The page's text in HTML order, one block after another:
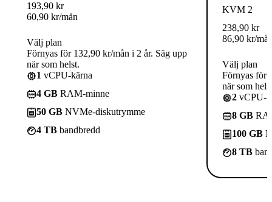
193,90 kr
60,90 kr/mån
Välj plan
Förnyas för 132,90 kr/mån i 2 år. Säg upp
när som helst.
1 vCPU-kärna
4 GB RAM-minne
50 GB NVMe-diskutrymme
4 TB bandbredd
KVM 2
238,90 kr
86,90 kr/
Välj plan
Förnyas för
när som
2 vCPU-
8 GB
100 GB
8 TB